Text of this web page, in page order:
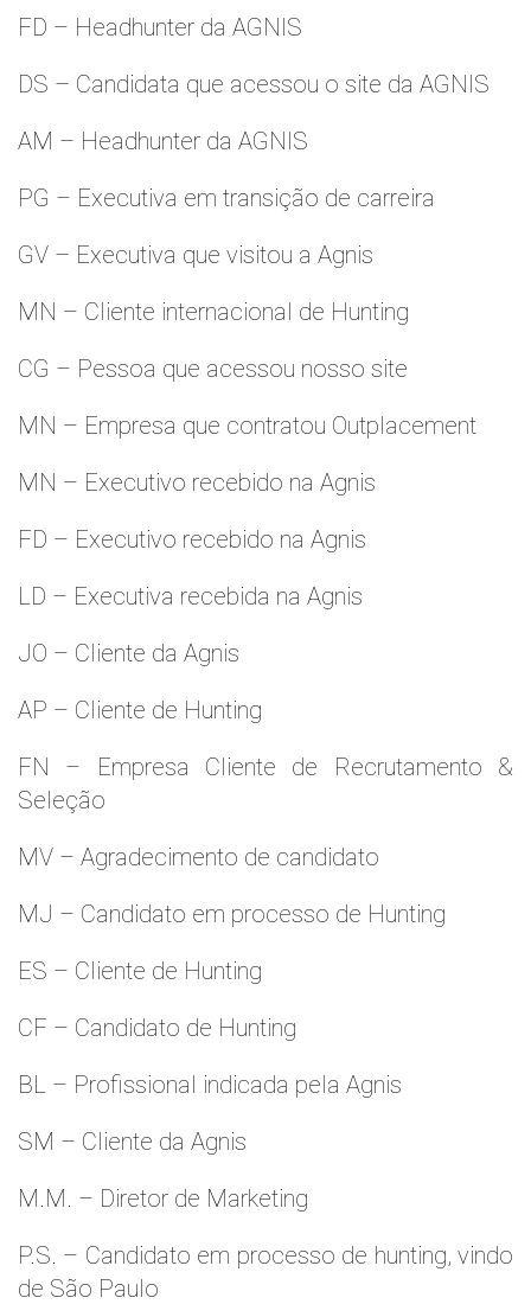
FD – Headhunter da AGNIS
DS – Candidata que acessou o site da AGNIS
AM – Headhunter da AGNIS
PG – Executiva em transição de carreira
GV – Executiva que visitou a Agnis
MN – Cliente internacional de Hunting
CG – Pessoa que acessou nosso site
MN – Empresa que contratou Outplacement
MN – Executivo recebido na Agnis
FD – Executivo recebido na Agnis
LD – Executiva recebida na Agnis
JO – Cliente da Agnis
AP – Cliente de Hunting
FN – Empresa Cliente de Recrutamento &
Seleção
MV – Agradecimento de candidato
MJ – Candidato em processo de Hunting
ES – Cliente de Hunting
CF – Candidato de Hunting
BL – Profissional indicada pela Agnis
SM – Cliente da Agnis
M.M. – Diretor de Marketing
P.S. – Candidato em processo de hunting, vindo
de São Paulo